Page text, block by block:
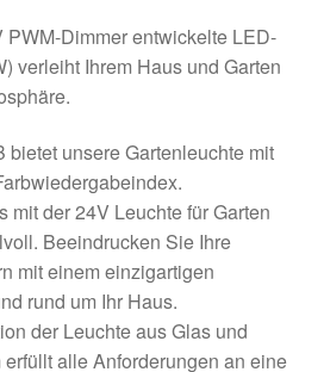
Dimmer entwickelte LED-
verleiht Ihrem Haus und Garten
bietet unsere Gartenleuchte mit
mit der 24V Leuchte für Garten
Beeindrucken Sie Ihre
mit einem einzigartigen
rund um Ihr Haus.
der Leuchte aus Glas und
alle Anforderungen an eine